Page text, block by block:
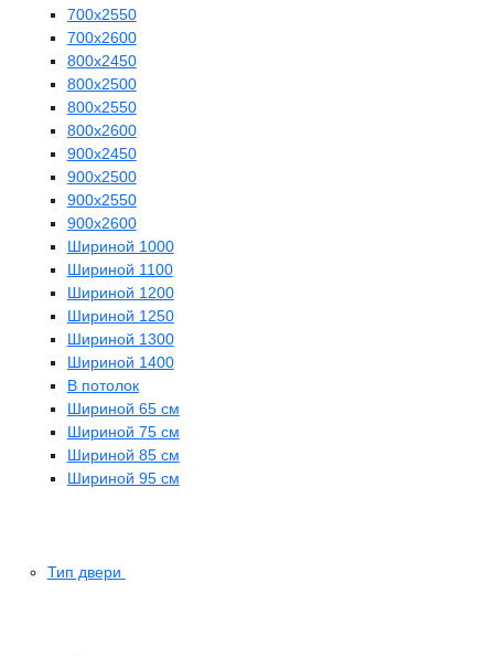
700х2550
700х2600
800х2450
800х2500
800х2550
800х2600
900х2450
900х2500
900х2550
900х2600
Шириной 1000
Шириной 1100
Шириной 1200
Шириной 1250
Шириной 1300
Шириной 1400
В потолок
Шириной 65 см
Шириной 75 см
Шириной 85 см
Шириной 95 см
Тип двери